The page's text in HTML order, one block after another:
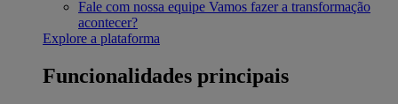
Fale com nossa equipe Vamos fazer a transformação
acontecer?
Explore a plataforma
Funcionalidades principais